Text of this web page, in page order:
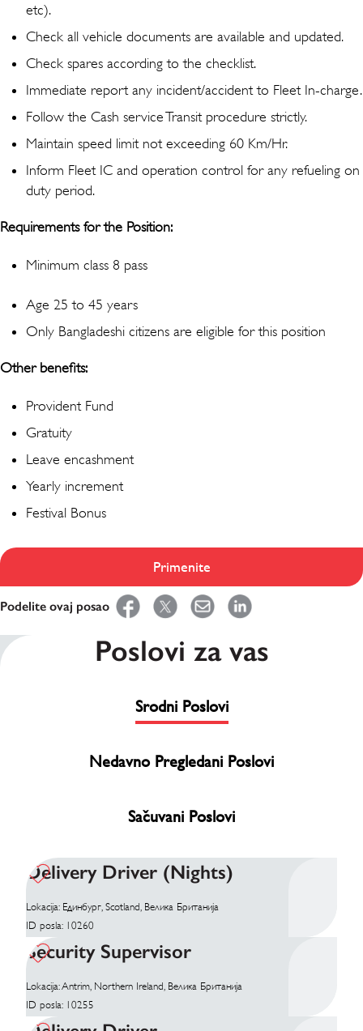
etc).
Check all vehicle documents are available and updated.
Check spares according to the checklist.
Immediate report any incident/accident to Fleet In-charge.
Follow the Cash service Transit procedure strictly.
Maintain speed limit not exceeding 60 Km/Hr.
Inform Fleet IC and operation control for any refueling on
duty period.
Requirements for the Position:
Minimum class 8 pass
Age 25 to 45 years
Only Bangladeshi citizens are eligible for this position
Other benefits:
Provident Fund
Gratuity
Leave encashment
Yearly increment
Festival Bonus
Primenite
Podelite ovaj posao
Poslovi za vas
Srodni Poslovi
Nedavno Pregledani Poslovi
Sačuvani Poslovi
Delivery Driver (Nights)
Lokacija: Единбург, Scotland, Велика Британија
ID posla: 10260
Security Supervisor
Lokacija: Antrim, Northern Ireland, Велика Британија
ID posla: 10255